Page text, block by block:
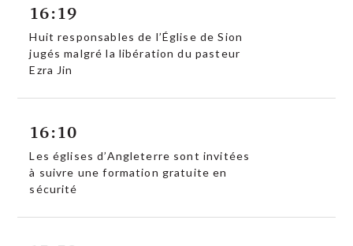
16:19
Huit responsables de l’Église de Sion
jugés malgré la libération du pasteur
Ezra Jin
16:10
Les églises d’Angleterre sont invitées
à suivre une formation gratuite en
sécurité